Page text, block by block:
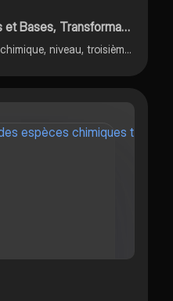
Transformations chimiques
si des bases transformation chimique, niveau, troisième quatrième